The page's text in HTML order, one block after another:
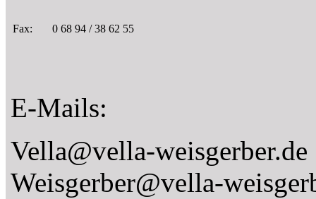
Fax: 0 68 94 / 38 62 55
E-Mails:
Vella@vella-weisgerber.de
Weisgerber@vella-